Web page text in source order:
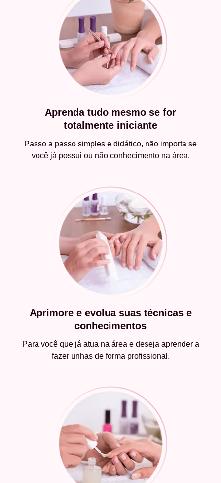
Aprenda tudo mesmo se for
totalmente iniciante
Passo a passo simples e didático, não importa se
você já possui ou não conhecimento na área.
Aprimore e evolua suas técnicas e
conhecimentos
Para você que já atua na área e deseja aprender a
fazer unhas de forma profissional.